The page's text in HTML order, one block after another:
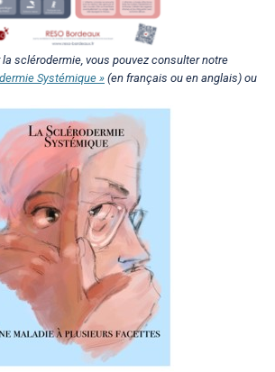
sclérodermie, vous pouvez consulter notre
Systémique » (en français ou en anglais) ou